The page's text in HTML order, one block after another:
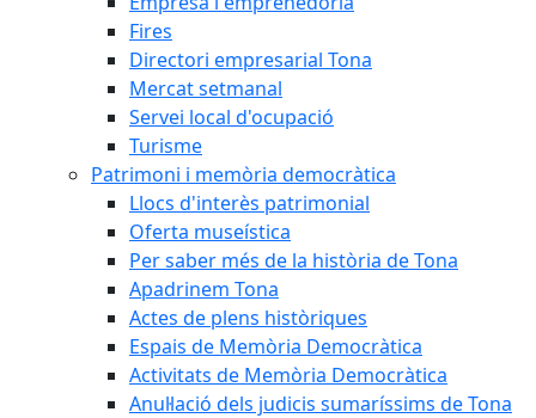
Fires
Directori empresarial Tona
Mercat setmanal
Servei local d'ocupació
Turisme
Patrimoni i memòria democràtica
Llocs d'interès patrimonial
Oferta museística
Per saber més de la història de Tona
Apadrinem Tona
Actes de plens històriques
Espais de Memòria Democràtica
Activitats de Memòria Democràtica
Anul·lació dels judicis sumaríssims de Tona